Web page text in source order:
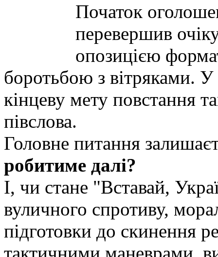
Початок
перевершив
опозицією
боротьбою з вітряками.
кінцеву мету повстання
півслова.
Головне питання
робитиме далі?
І, чи стане "Вставай,
вуличного спротиву,
підготовки до скинення
тактичними маневрами,